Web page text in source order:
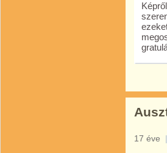
17 éve |